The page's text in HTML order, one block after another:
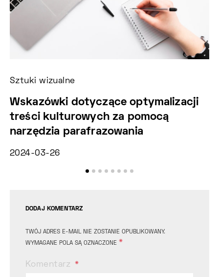
Sztuki wizualne
Wskazówki dotyczące optymalizacji
treści kulturowych za pomocą
narzędzia parafrazowania
2024-03-26
DODAJ KOMENTARZ
TWÓJ ADRES E-MAIL NIE ZOSTANIE OPUBLIKOWANY.
WYMAGANE POLA SĄ OZNACZONE *
Komentarz